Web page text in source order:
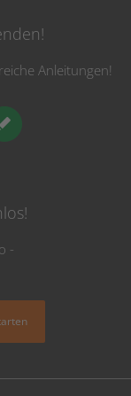
Anleitungen!
-